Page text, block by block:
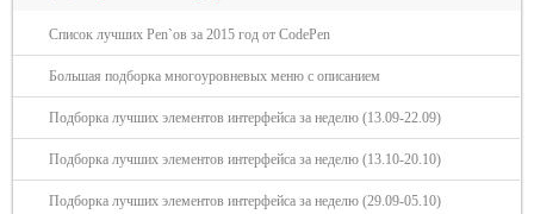
Список лучших Pen`ов за 2015 год от CodePen
Большая подборка многоуровневых меню с описанием
Подборка лучших элементов интерфейса за неделю (13.09-22.09)
Подборка лучших элементов интерфейса за неделю (13.10-20.10)
Подборка лучших элементов интерфейса за неделю (29.09-05.10)